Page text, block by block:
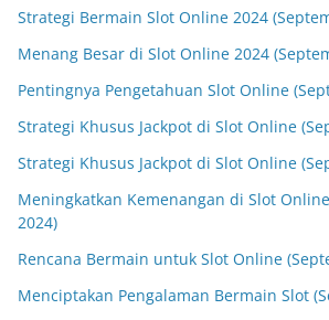
Strategi Bermain Slot Online 2024
Menang Besar di Slot Online 2024
Pentingnya Pengetahuan Slot Online
Strategi Khusus Jackpot di Slot Online
Strategi Khusus Jackpot di Slot Online
Meningkatkan Kemenangan di Slot
2024)
Rencana Bermain untuk Slot Online
Menciptakan Pengalaman Bermain Slot